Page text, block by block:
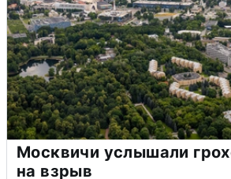
Москвичи услышали
на взрыв